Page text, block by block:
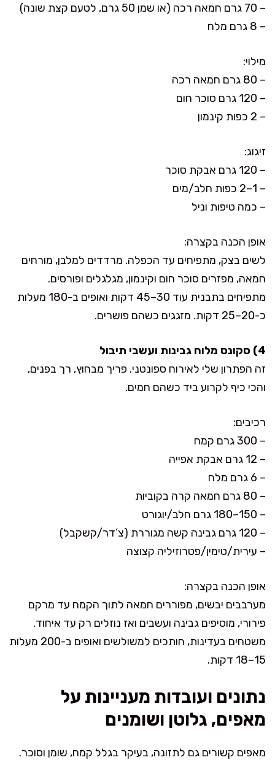
– 70 גרם חמאה רכה (או שמן 50 גרם, לטעם קצת שונה)
– 8 גרם מלח
מילוי:
– 80 גרם חמאה רכה
– 120 גרם סוכר חום
– 2 כפות קינמון
זיגוג:
– 120 גרם אבקת סוכר
– 1–2 כפות חלב/מים
– כמה טיפות וניל
אופן הכנה בקצרה:
לשים בצק, מתפיחים עד הכפלה. מרדדים למלבן, מורחים
חמאה, מפזרים סוכר חום וקינמון, מגלגלים ופורסים.
מתפיחים בתבנית עוד 30–45 דקות ואופים ב-180 מעלות
כ-20–25 דקות. מזגגים כשהם פושרים.
4) סקונס מלוח גבינות ועשבי תיבול
זה הפתרון שלי לאירוח ספונטני. פריך מבחוץ, רך בפנים,
והכי כיף לקרוע ביד כשהם חמים.
רכיבים:
– 300 גרם קמח
– 12 גרם אבקת אפייה
– 6 גרם מלח
– 80 גרם חמאה קרה בקוביות
– 150–180 גרם חלב/יוגורט
– 120 גרם גבינה קשה מגוררת (צ’דר/קשקבל)
– עירית/טימין/פטרוזיליה קצוצה
אופן הכנה בקצרה:
מערבבים יבשים, מפוררים חמאה לתוך הקמח עד מרקם
פירורי, מוסיפים גבינה ועשבים ואז נוזלים רק עד איחוד.
משטחים בעדינות, חותכים למשולשים ואופים ב-200 מעלות
15–18 דקות.
נתונים ועובדות מעניינות על
מאפים, גלוטן ושומנים
מאפים קשורים גם לתזונה, בעיקר בגלל קמח, שומן וסוכר.